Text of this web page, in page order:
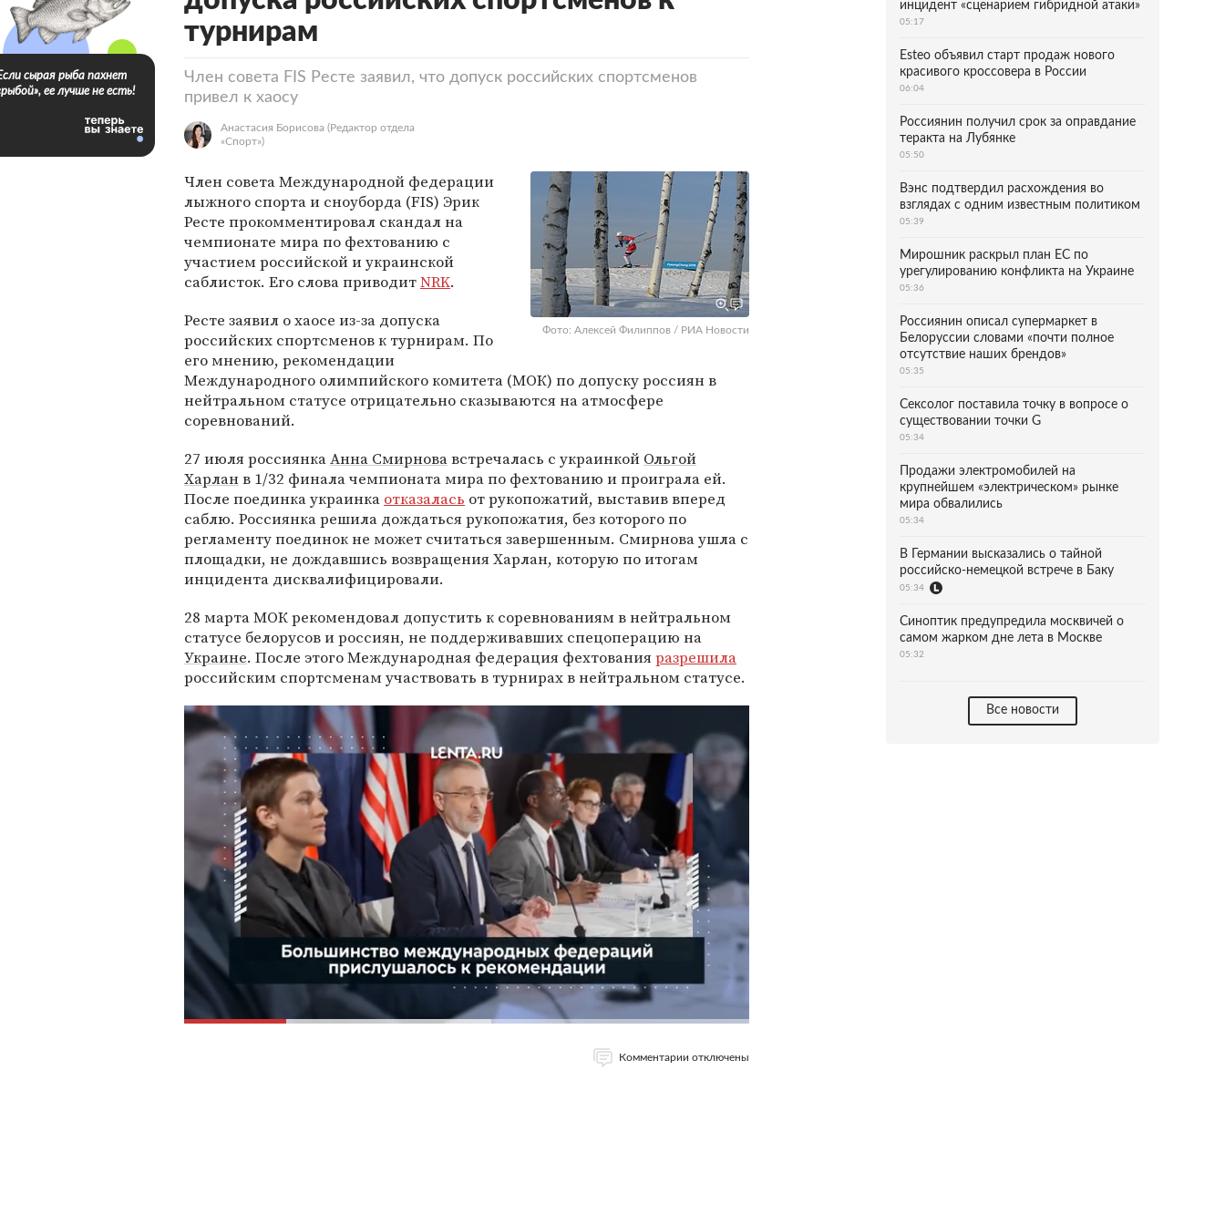
турнирам
Член совета FIS Ресте заявил, что допуск российских спортсменов
привел к хаосу
Анастасия Борисова (Редактор отдела
«Спорт»)
Фото: Алексей Филиппов / РИА Новости
Член совета Международной федерации
лыжного спорта и сноуборда (FIS) Эрик
Ресте прокомментировал скандал на
чемпионате мира по фехтованию с
участием российской и украинской
саблисток. Его слова приводитNRK.
Ресте заявил о хаосе из-за допуска
российских спортсменов к турнирам. По
его мнению, рекомендации
Международного олимпийского комитета (МОК) по допуску россиян в
нейтральном статусе отрицательно сказываются на атмосфере
соревнований.
27 июля россиянкаАнна Смирновавстречалась с украинкой Ольгой
Харланв 1/32 финала чемпионата мира по фехтованию и проиграла ей.
После поединка украинка отказалась от рукопожатий, выставив вперед
саблю. Россиянка решила дождаться рукопожатия, без которого по
регламенту поединок не может считаться завершенным. Смирнова ушла с
площадки, не дождавшись возвращения Харлан, которую по итогам
инцидента дисквалифицировали.
28 марта МОК рекомендовал допустить к соревнованиям в нейтральном
статусе белорусов и россиян, не поддерживавших спецоперацию на
Украине. После этого Международная федерация фехтованияразрешила
российским спортсменам участвовать в турнирах в нейтральном статусе.
Комментарии отключены
сырая рыба пахнет
ее лучше не есть!
инцидент «сценарием гибридной атаки»
05:17
Esteo объявил старт продаж нового
красивого кроссовера в России
06:04
Россиянин получил срок за оправдание
теракта на Лубянке
05:50
Вэнс подтвердил расхождения во
взглядах с одним известным политиком
05:39
Мирошник раскрыл план ЕС по
урегулированию конфликта на Украине
05:36
Россиянин описал супермаркет в
Белоруссии словами «почти полное
отсутствие наших брендов»
05:35
Сексолог поставила точку в вопросе о
существовании точки G
05:34
Продажи электромобилей на
крупнейшем «электрическом» рынке
мира обвалились
05:34
В Германии высказались о тайной
российско-немецкой встрече в Баку
05:34
Синоптик предупредила москвичей о
самом жарком дне лета в Москве
05:32
Все новости